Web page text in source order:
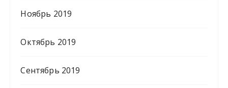
Ноябрь 2019
Октябрь 2019
Сентябрь 2019